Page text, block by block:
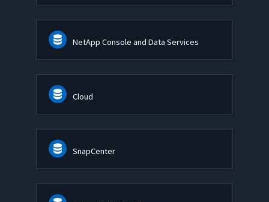
NetApp Console and Data Services
Cloud
SnapCenter